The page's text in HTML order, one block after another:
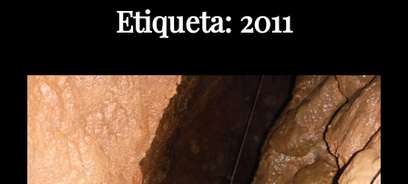
Etiqueta: 2011